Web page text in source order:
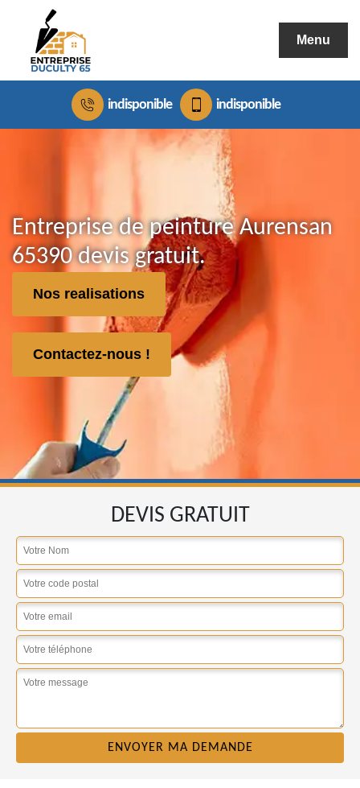
Menu
indisponible indisponible
Entreprise de peinture Aurensan
65390 devis gratuit.
Nos realisations
Contactez-nous !
DEVIS GRATUIT